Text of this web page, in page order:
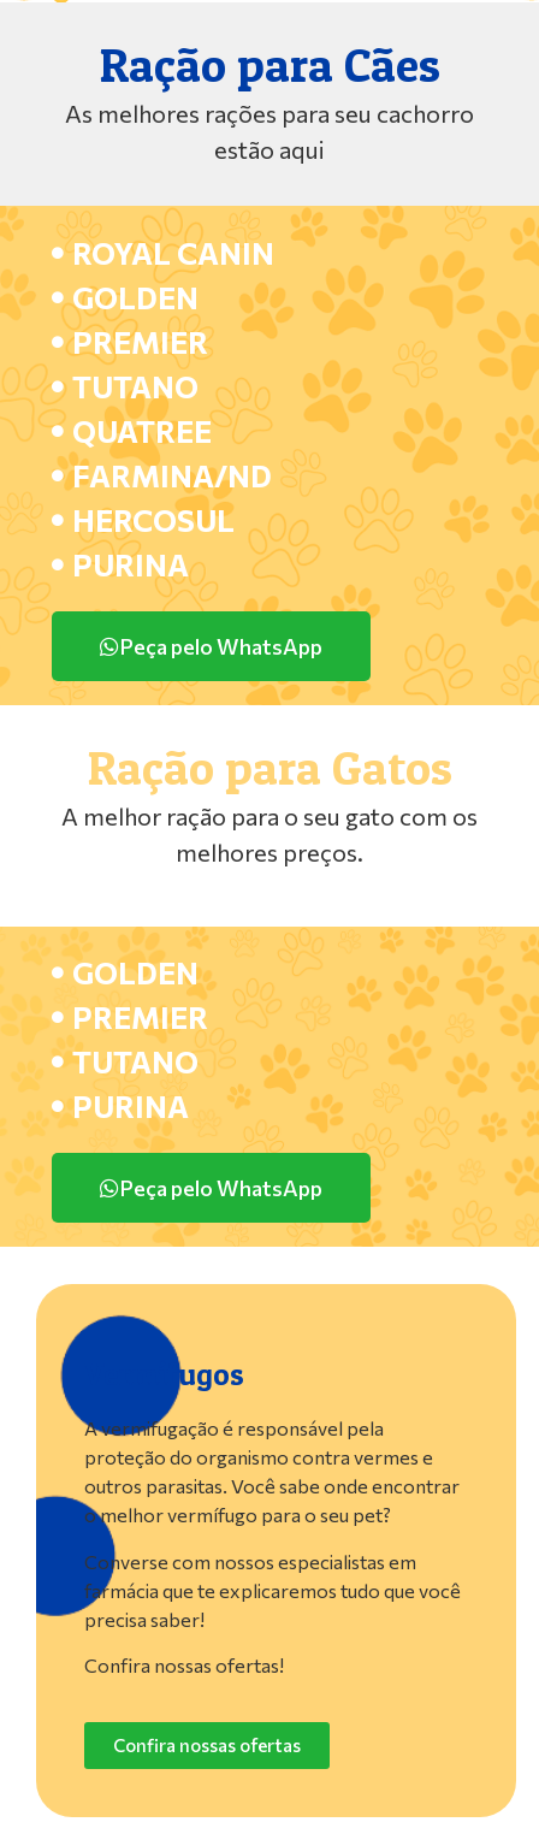
Ração para Cães
As melhores rações para seu cachorro
estão aqui
ROYAL CANIN
GOLDEN
PREMIER
TUTANO
QUATREE
FARMINA/ND
HERCOSUL
PURINA
Peça pelo WhatsApp
Ração para Gatos
A melhor ração para o seu gato com os
melhores preços.
GOLDEN
PREMIER
TUTANO
PURINA
Peça pelo WhatsApp
Vermífugos
A vermifugação é responsável pela
proteção do organismo contra vermes e
outros parasitas. Você sabe onde encontrar
o melhor vermífugo para o seu pet?
Converse com nossos especialistas em
farmácia que te explicaremos tudo que você
precisa saber!
Confira nossas ofertas!
Confira nossas ofertas